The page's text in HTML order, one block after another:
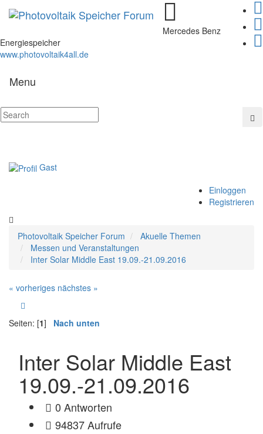
Mercedes Benz
Energiespeicher
www.photovoltaik4all.de
Menu
Gast
Einloggen
Registrieren
Photovoltaik Speicher Forum
Akuelle Themen
Messen und Veranstaltungen
Inter Solar Middle East 19.09.-21.09.2016
« vorheriges nächstes »
Seiten: [1] Nach unten
Inter Solar Middle East
19.09.-21.09.2016
0 Antworten
94837 Aufrufe